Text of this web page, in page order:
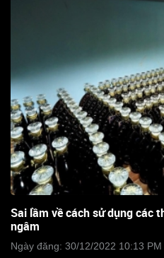
Sai lầm về cách sử dụng các
ngâm
Ngày đăng: 30/12/2022 10:13 PM